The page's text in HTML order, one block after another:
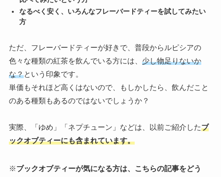
なるべく安く、いろんなフレーバードティーを試してみたい
方
ただ、フレーバードティーが好きで、普段からルピシアの
色々な種類の紅茶を飲んでいる方には、 少し物足りないか
な？という印象です。
単価もそれほど高くはないので、もしかしたら、飲んだこと
のある種類もあるのではないでしょうか？
実際、「ゆめ」「ネプチューン」などは、以前ご紹介したブ
ックオブティーにも含まれています。
※ブックオブティーが気になる方は、こちらの記事をどう